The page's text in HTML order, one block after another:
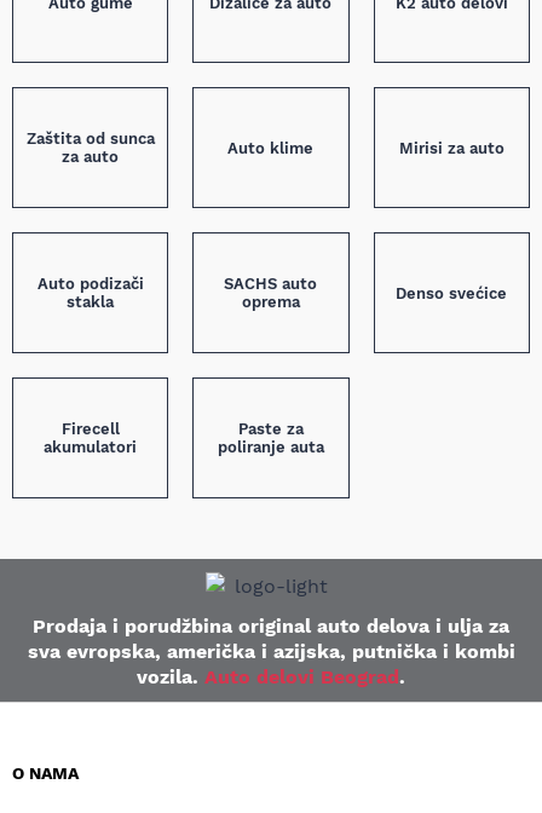
Zaštita od sunca
za auto
Auto klime Mirisi za auto
Auto podizači
stakla
SACHS auto
oprema
Denso svećice
Firecell
akumulatori
Paste za
poliranje auta
Prodaja i porudžbina original auto delova i ulja za
sva evropska, američka i azijska, putnička i kombi
vozila. Auto delovi Beograd.
O NAMA